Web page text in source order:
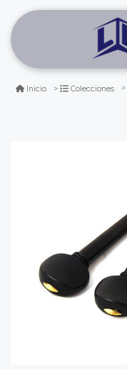
Inicio Colecciones